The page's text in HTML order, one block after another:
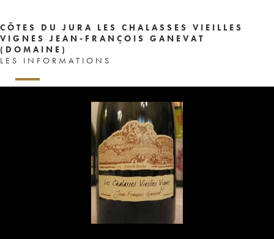
CÔTES DU JURA LES CHALASSES VIEILLES
VIGNES JEAN-FRANÇOIS GANEVAT
(DOMAINE)
LES INFORMATIONS